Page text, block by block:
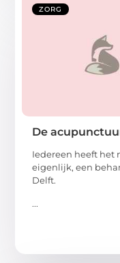
ZORG
De
Iedereen heeft het
eigenlijk, een
Delft.
...